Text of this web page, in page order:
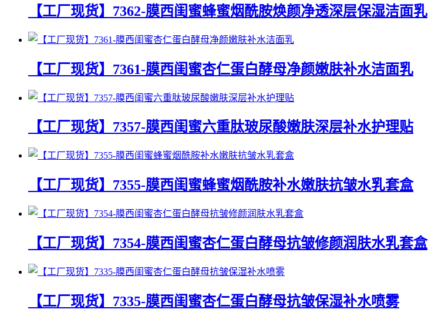
【工厂现货】7362-膜西闺蜜蜂蜜烟酰胺焕颜净透深层保湿洁面乳
【工厂现货】7361-膜西闺蜜杏仁蛋白酵母净颜嫩肤补水洁面乳
【工厂现货】7357-膜西闺蜜六重肽玻尿酸嫩肤深层补水护理贴
【工厂现货】7355-膜西闺蜜蜂蜜烟酰胺补水嫩肤抗皱水乳套盒
【工厂现货】7354-膜西闺蜜杏仁蛋白酵母抗皱修颜润肤水乳套盒
【工厂现货】7335-膜西闺蜜杏仁蛋白酵母抗皱保湿补水喷雾